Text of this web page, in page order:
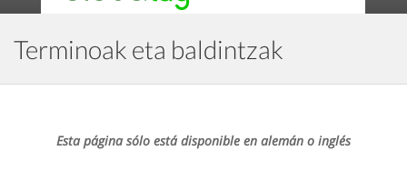
navigation
Terminoak eta baldintzak
Esta página sólo está disponible en alemán o inglés